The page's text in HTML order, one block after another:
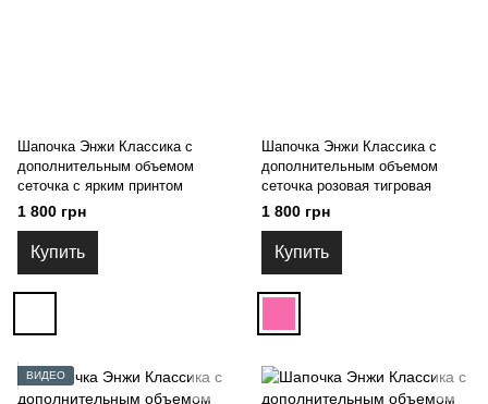
Шапочка Энжи Классика с
дополнительным объемом
сеточка с ярким принтом
1 800 грн
Купить
Шапочка Энжи Классика с
дополнительным объемом
сеточка розовая тигровая
1 800 грн
Купить
ВИДЕО